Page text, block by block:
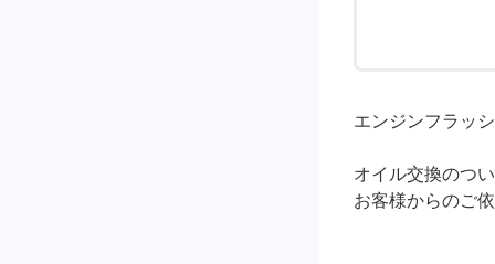
エンジンフラッ
オイル交換のつ
お客様からのご